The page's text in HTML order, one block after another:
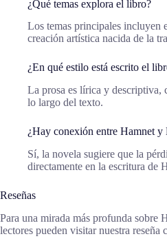
¿Qué temas explora el libro?
Los temas principales incluyen
creación artística nacida de la
¿En qué estilo está escrito el
La prosa es lírica y descriptiva,
lo largo del texto.
¿Hay conexión entre Hamnet y
Sí, la novela sugiere que la
directamente en la escritura de
Reseñas
Para una mirada más profunda sobre
lectores pueden visitar nuestra reseña